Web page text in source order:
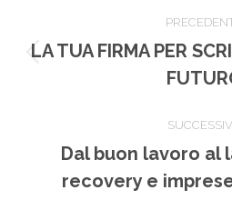
tra
LA TUA FIRMA PER
post:
Dal buon lavoro al
recovery e